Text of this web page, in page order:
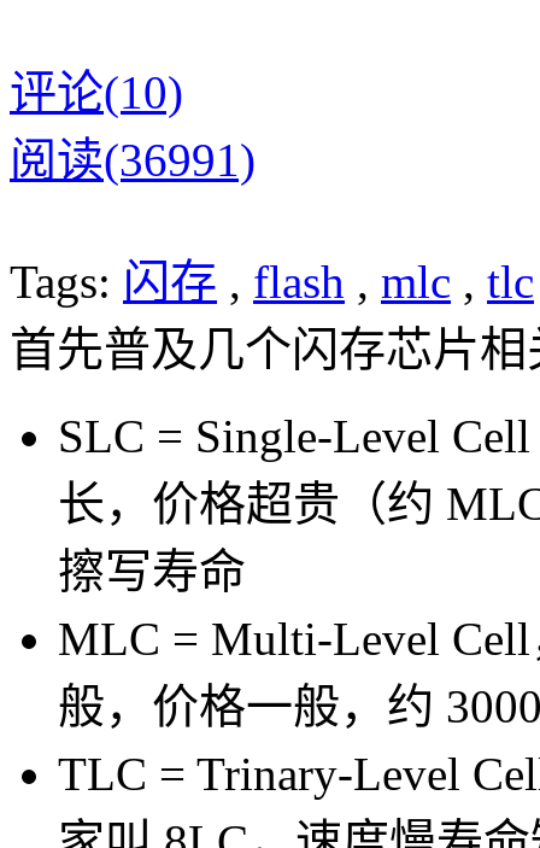
评论(10)
阅读(36991)
Tags: 闪存 , flash , mlc , tlc
首先普及几个闪存芯片
SLC = Single-Level
长，价格超贵（约
擦写寿命
MLC = Multi-Level
般，价格一般，约
TLC = Trinary-Level